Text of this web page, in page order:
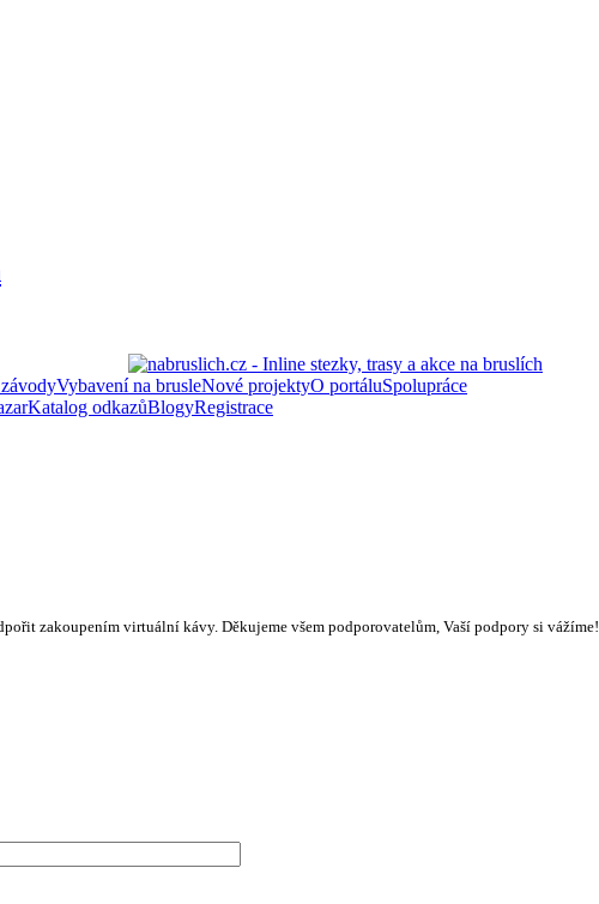
Vybavení na brusleNové projektyO portáluSpolupráce
Katalog odkazůBlogyRegistrace
zakoupením virtuální kávy. Děkujeme všem podporovatelům, Vaší podpory si vážíme!